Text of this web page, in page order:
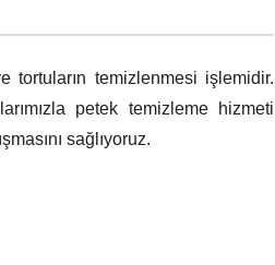
tortuların temizlenmesi işlemidir.
petek temizleme hizmeti
sağlıyoruz.